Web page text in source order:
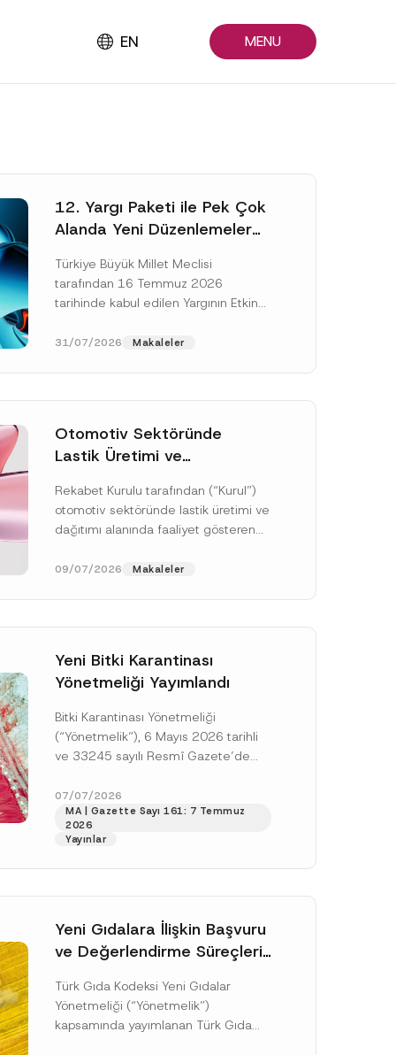
EN MENU
12. Yargı Paketi ile Pek Çok
Alanda Yeni Düzenlemeler
Türkiye Büyük Millet Meclisi
tarafından 16 Temmuz 2026
tarihinde kabul edilen Yargının Etkin
Kanunlarda Değişiklik Yapılmasına
31/07/2026 Makaleler
Otomotiv Sektöründe
Lastik Üretimi ve
Soruşturması Sonuçlandı:
Toplam 3,6 Milyar TL İdari
Hükmedilmiştir
Rekabet Kurulu tarafından (“Kurul”)
otomotiv sektöründe lastik üretimi ve
dağıtımı alanında faaliyet gösteren
Rekabetin Korunması Hakkında
09/07/2026 Makaleler
Yeni Bitki Karantinası
Yönetmeliği Yayımlandı
Bitki Karantinası Yönetmeliği
(“Yönetmelik”), 6 Mayıs 2026 tarihli
ve 33245 sayılı Resmî Gazete’de
doksan gün sonra yani 9 Ağustos...
[Devamını Oku]
07/07/2026
MA | Gazette Sayı 161: 7 Temmuz
2026
Yayınlar
Yeni Gıdalara İlişkin Başvuru
ve Değerlendirme Süreçleri
Türk Gıda Kodeksi Yeni Gıdalar
Yönetmeliği (“Yönetmelik”)
kapsamında yayımlanan Türk Gıda
K
o
n
u